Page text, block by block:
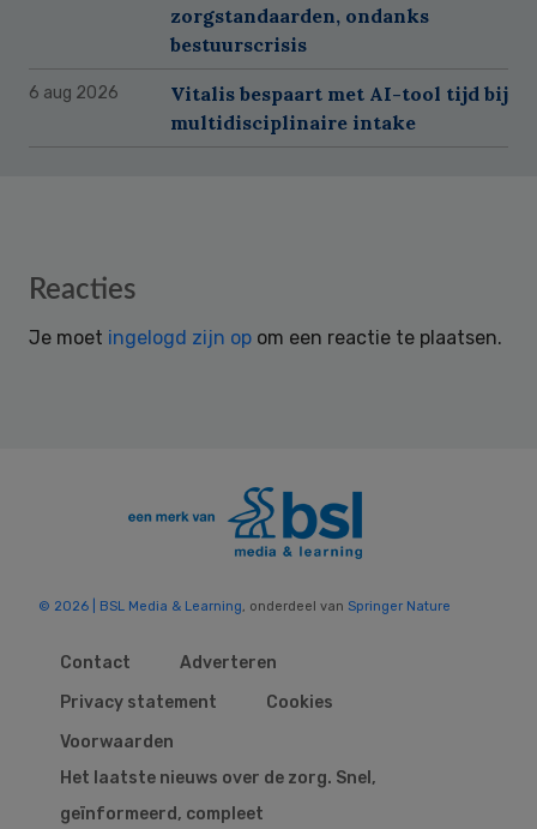
zorgstandaarden, ondanks
bestuurscrisis
6 aug 2026
Vitalis bespaart met AI-tool tijd bij
multidisciplinaire intake
Reader
Reacties
Je moet ingelogd zijn op om een reactie te plaatsen.
© 2026 | BSL Media & Learning, onderdeel van Springer Nature
Contact
Adverteren
Privacy statement
Cookies
Voorwaarden
Het laatste nieuws over de zorg. Snel,
geïnformeerd, compleet